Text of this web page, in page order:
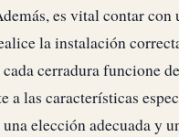
es vital contar con
la instalación
cerradura funcione
a las características
elección adecuada y